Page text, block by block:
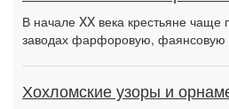
В начале XX века крестьяне
заводах фарфоровую, фаянсовую
Хохломские узоры и